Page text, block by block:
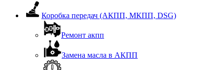
Коробка передач (АКПП, МКПП, DSG)
Ремонт акпп
Замена масла в АКПП